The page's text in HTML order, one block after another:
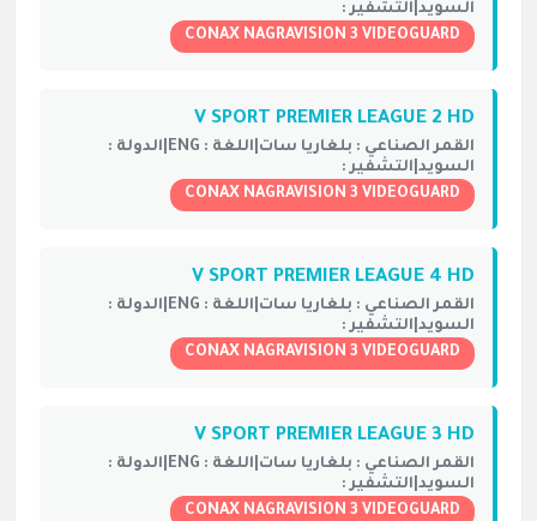
السويد| التشفير :
CONAX NAGRAVISION 3 VIDEOGUARD
V SPORT PREMIER LEAGUE 2 HD
القمر الصناعي : بلغاريا سات| اللغة :
الدولة :
السويد| التشفير :
CONAX NAGRAVISION 3 VIDEOGUARD
V SPORT PREMIER LEAGUE 4 HD
القمر الصناعي : بلغاريا سات| اللغة :
الدولة :
السويد| التشفير :
CONAX NAGRAVISION 3 VIDEOGUARD
V SPORT PREMIER LEAGUE 3 HD
القمر الصناعي : بلغاريا سات| اللغة :
الدولة :
السويد| التشفير :
CONAX NAGRAVISION 3 VIDEOGUARD